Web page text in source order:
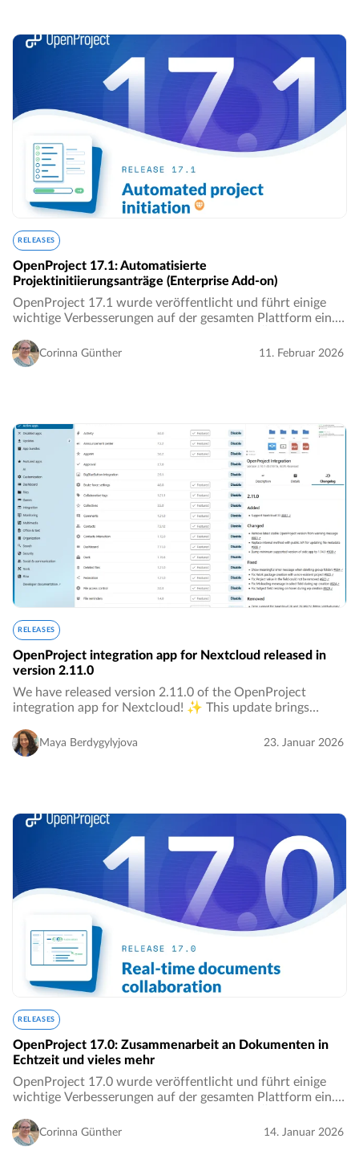
RELEASES
OpenProject 17.1: Automatisierte
Projektinitiierungsanträge (Enterprise Add-on)
OpenProject 17.1 wurde veröffentlicht und führt einige
wichtige Verbesserungen auf der gesamten Plattform ein.
vor und erläutern, was sie für Ihre…
Corinna Günther 11. Februar 2026
RELEASES
OpenProject integration app for Nextcloud released in
version 2.11.0
We have released version 2.11.0 of the OpenProject
integration app for Nextcloud! ✨ This update brings
project collaboration experience even smoother…
Maya Berdygylyjova 23. Januar 2026
RELEASES
OpenProject 17.0: Zusammenarbeit an Dokumenten in
Echtzeit und vieles mehr
OpenProject 17.0 wurde veröffentlicht und führt einige
wichtige Verbesserungen auf der gesamten Plattform ein.
vor und erläutern, was sie für Ihre…
Corinna Günther 14. Januar 2026